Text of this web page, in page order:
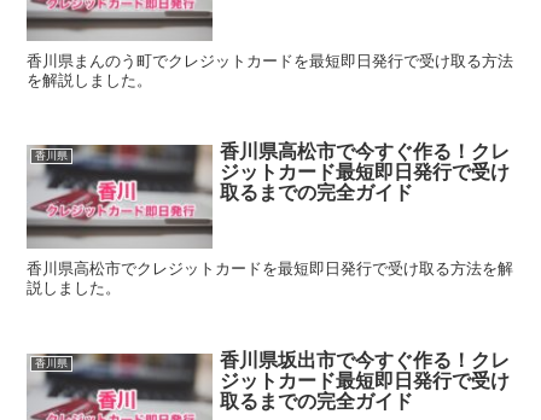
香川県まんのう町でクレジットカードを最短即日発行で受け取る方法
を解説しました。
香川県
香川県高松市で今すぐ作る！クレ
ジットカード最短即日発行で受け
取るまでの完全ガイド
香川県高松市でクレジットカードを最短即日発行で受け取る方法を解
説しました。
香川県
香川県坂出市で今すぐ作る！クレ
ジットカード最短即日発行で受け
取るまでの完全ガイド